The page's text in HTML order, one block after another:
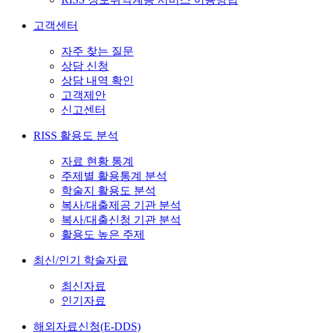
고객센터
자주 찾는 질문
상담 신청
상담 내역 확인
고객제안
신고센터
RISS 활용도 분석
자료 현황 통계
주제별 활용통계 분석
학술지 활용도 분석
복사/대출제공 기관 분석
복사/대출신청 기관 분석
활용도 높은 주제
최신/인기 학술자료
최신자료
인기자료
해외자료신청(E-DDS)